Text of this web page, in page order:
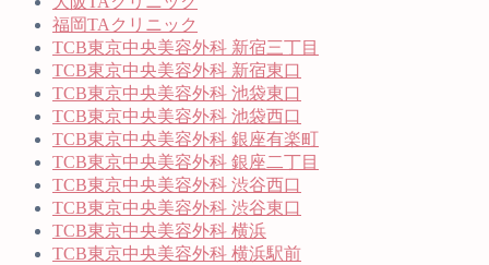
福岡TAクリニック
TCB東京中央美容外科 新宿三丁目
TCB東京中央美容外科 新宿東口
TCB東京中央美容外科 池袋東口
TCB東京中央美容外科 池袋西口
TCB東京中央美容外科 銀座有楽町
TCB東京中央美容外科 銀座二丁目
TCB東京中央美容外科 渋谷西口
TCB東京中央美容外科 渋谷東口
TCB東京中央美容外科 横浜
TCB東京中央美容外科 横浜駅前